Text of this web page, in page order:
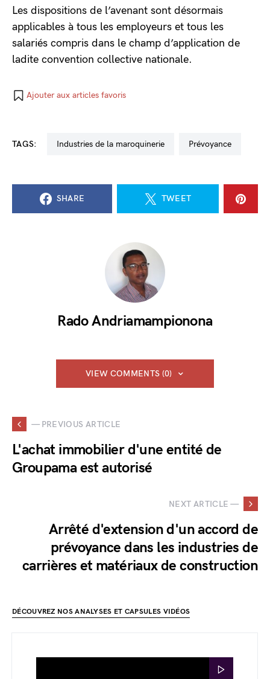
Les dispositions de l’avenant sont désormais
applicables à tous les employeurs et tous les
salariés compris dans le champ d’application de
ladite convention collective nationale.
Ajouter aux articles favoris
TAGS: industries de la maroquinerie prévoyance
SHARE TWEET
Rado Andriamampionona
VIEW COMMENTS (0)
— PREVIOUS ARTICLE
L'achat immobilier d'une entité de
Groupama est autorisé
NEXT ARTICLE —
Arrêté d'extension d'un accord de
prévoyance dans les industries de
carrières et matériaux de construction
DÉCOUVREZ NOS ANALYSES ET CAPSULES VIDÉOS